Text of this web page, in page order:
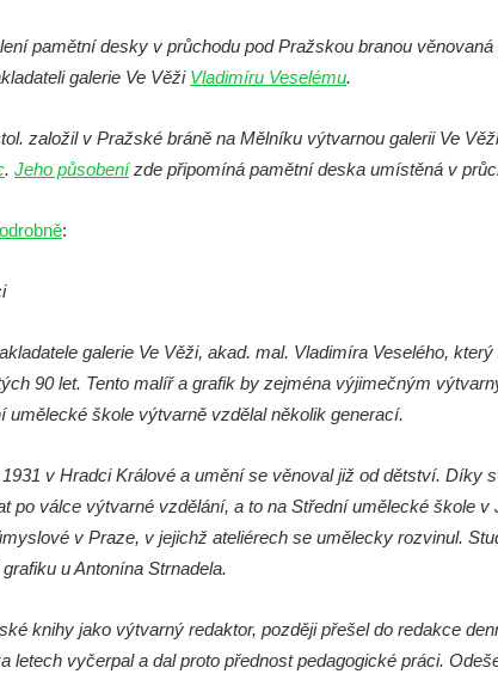
na
ulici
pamětní desky v průchodu pod Pražskou branou věnovaná
galerie Ve Věži Vladimíru Veselému.
založil v Pražské bráně na Mělníku výtvarnou galerii Ve
. Jeho působenízde připomíná pamětní deska umístěná v
:
galerie Ve Věži, akad. mal. Vladimíra Veselého,
90 let. Tento malíř a grafik by zejména výjimečným
umělecké škole výtvarně vzdělal několik generací.
v Hradci Králové a umění se věnoval již od dětství. Díky
po válce výtvarné vzdělání, a to na Střední umělecké škole v
v Praze, v jejichž ateliérech se umělecky rozvinul.
u Antonína Strnadela.
knihy jako výtvarný redaktor, později přešel do redakce
letech vyčerpal a dal proto přednost pedagogické práci.